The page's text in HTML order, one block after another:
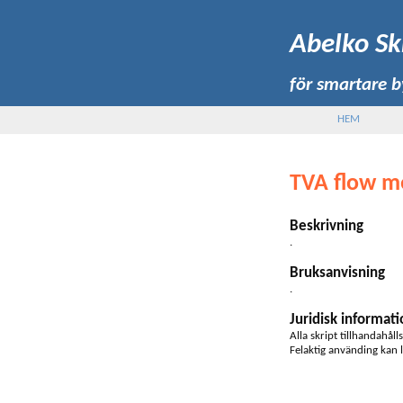
Abelko
för smartare
HEM
TVA flow
Beskrivning
.
Bruksanvisning
.
Juridisk
Alla skript
Felaktig använding